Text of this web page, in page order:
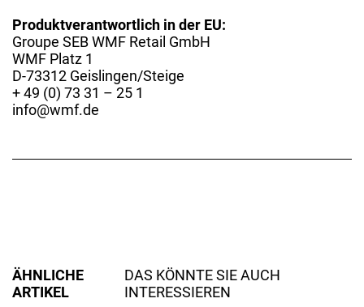
Produktverantwortlich in der EU:
Groupe SEB WMF Retail GmbH
WMF Platz 1
D-73312 Geislingen/Steige
+ 49 (0) 73 31 – 25 1
info@wmf.de
ÄHNLICHE
ARTIKEL
DAS KÖNNTE SIE AUCH
INTERESSIEREN